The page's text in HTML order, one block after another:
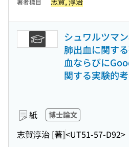
著者標目
シュワルツマ
肺出血に関す
血ならびに
関する実験的
紙 博士論文
志賀淳治 [著]<UT51-57-D92>